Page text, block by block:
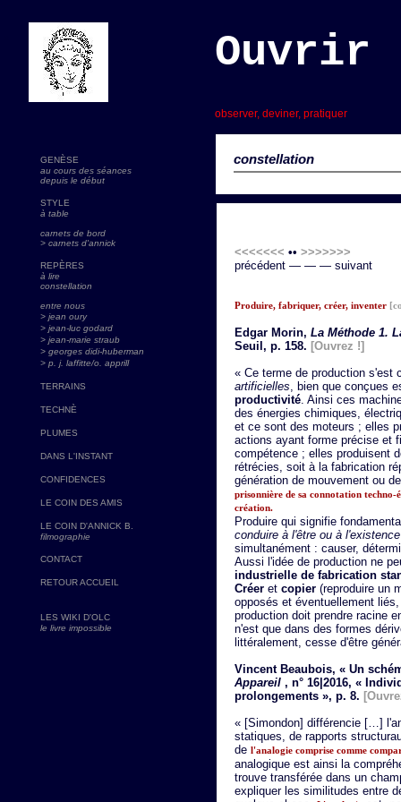
constellation
observer, deviner, pratiquer
GENÈSE
au cours des séances
depuis le début
STYLE
à table
carnets de bord
> carnets d'annick
REPÈRES
à lire
constellation
entre nous
> jean oury
> jean-luc godard
> jean-marie straub
> georges didi-huberman
> p. j. laffitte/o. apprill
TERRAINS
TECHNÈ
PLUMES
DANS L'INSTANT
CONFIDENCES
LE COIN DES AMIS
LE COIN D'ANNICK B.
filmographie
CONTACT
RETOUR ACCUEIL
LES WIKI D'OLC
le livre impossible
<<<<<<< •• >>>>>>>
précédent — — — suivant
Produire, fabriquer, créer, inventer
Edgar Morin, La Méthode 1.
Seuil, p. 158. [Ouvrez !]
« Ce terme de production s'est
artificielles, bien que conçues
productivité. Ainsi ces
des énergies chimiques,
et ce sont des moteurs ; elles
actions ayant forme précise et
compétence ; elles produisent
rétrécies, soit à la fabrication
génération de mouvement ou
prisonnière de sa connotation techno-
création.
Produire qui signifie
conduire à l'être ou à l'existence
simultanément : causer,
Aussi l'idée de production ne
industrielle de fabrication
Créer et copier (reproduire un
opposés et éventuellement
production doit prendre racine
n'est que dans des formes
littéralement, cesse d'être
Vincent Beaubois, « Un
Appareil , n° 16|2016, «
prolongements », p. 8.
« [Simondon] différencie […]
statiques, de rapports
de l'analogie comprise comme
analogique est ainsi la
trouve transférée dans un
expliquer les similitudes entre
Ouvrir